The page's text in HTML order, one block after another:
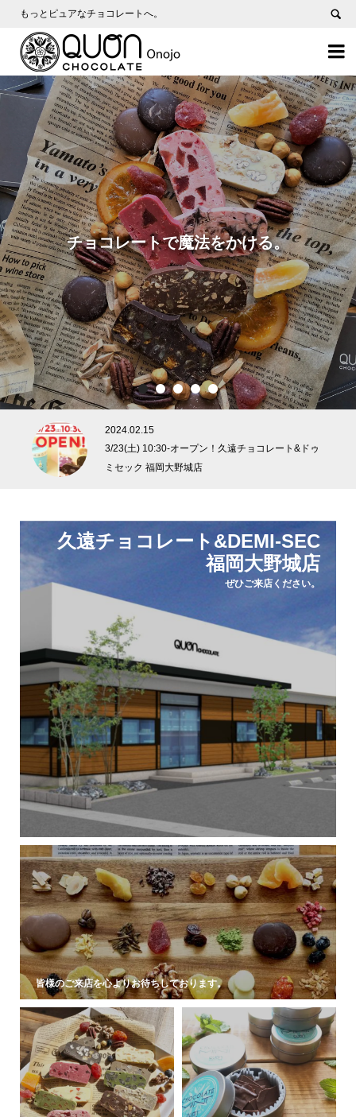
もっとピュアなチョコレートへ。


1 2 3 4 5
2024.02.14
公式ホームページがオープンしました！
久遠チョコレート&DEMI-SEC
福岡大野城店
ぜひご来店ください。
皆様のご来店を心よりお待ちしております。